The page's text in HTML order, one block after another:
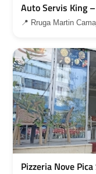
Auto Servis King
📍 Rruga Martin
Pizzeria Nove